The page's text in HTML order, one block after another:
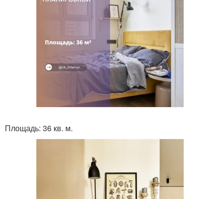
Площадь: 36 кв. м.